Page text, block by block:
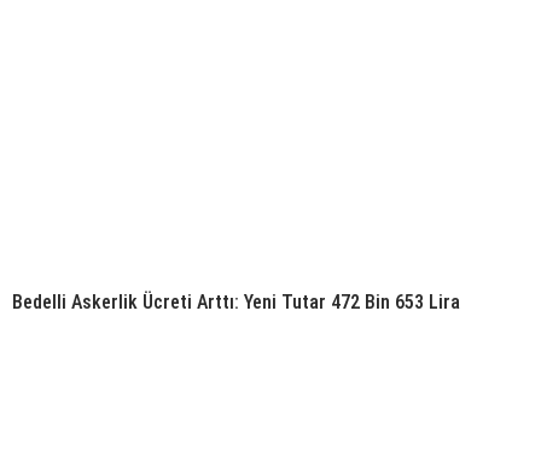
Bedelli Askerlik Ücreti Arttı: Yeni Tutar 472 Bin 653 Lira